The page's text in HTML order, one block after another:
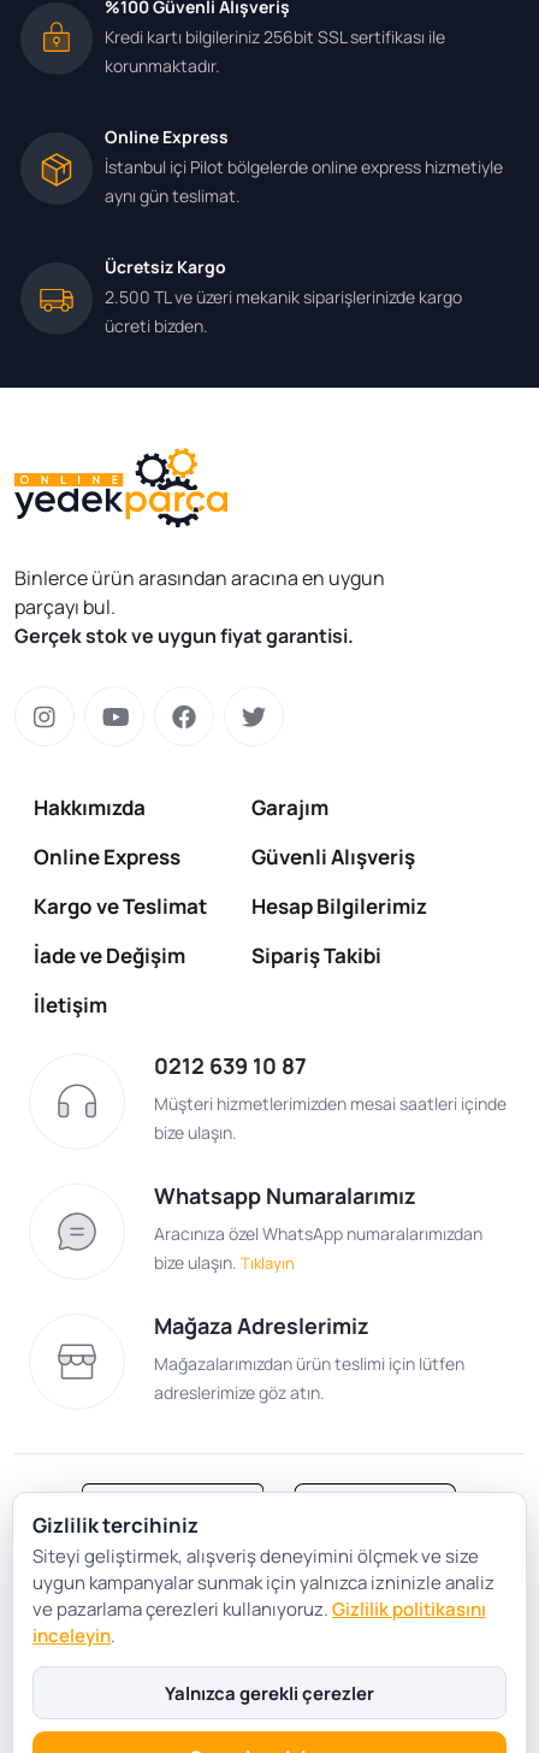
%100 Güvenli Alışveriş
Kredi kartı bilgileriniz 256bit SSL sertifikası ile
korunmaktadır.
Online Express
İstanbul içi Pilot bölgelerde online express hizmetiyle
aynı gün teslimat.
Ücretsiz Kargo
2.500 TL ve üzeri mekanik siparişlerinizde kargo
ücreti bizden.
Binlerce ürün arasından aracına en uygun
parçayı bul.
Gerçek stok ve uygun fiyat garantisi.
Hakkımızda
Garajım
Online Express
Güvenli Alışveriş
Kargo ve Teslimat
Hesap Bilgilerimiz
İade ve Değişim
Sipariş Takibi
İletişim
0212 639 10 87
Müşteri hizmetlerimizden mesai saatleri içinde
bize ulaşın.
Whatsapp Numaralarımız
Aracınıza özel WhatsApp numaralarımızdan
bize ulaşın. Tıklayın
Mağaza Adreslerimiz
Mağazalarımızdan ürün teslimi için lütfen
adreslerimize göz atın.
Satış Sözleşmesi
Gizlilik ve Güvenlik
Gizlilik Politikası
Çerez Tercihleri
Gizlilik tercihiniz
Siteyi geliştirmek, alışveriş deneyimini ölçmek ve size
uygun kampanyalar sunmak için yalnızca izninizle analiz
ve pazarlama çerezleri kullanıyoruz.Gizlilik politikasını
inceleyin.
Yalnızca gerekli çerezler